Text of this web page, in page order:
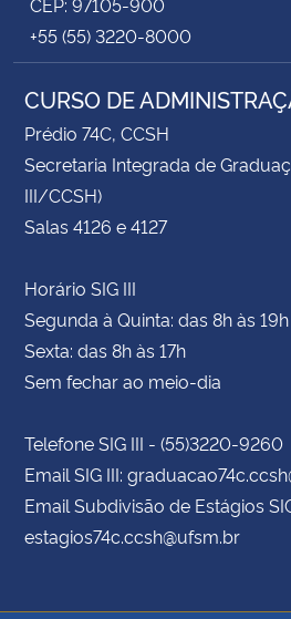
+55 (55) 3220-8000
CURSO DE
Prédio 74C, CCSH
Secretaria Integrada de
III/CCSH)
Salas 4126 e 4127
Horário SIG III
Segunda à Quinta: das 8h às 19h
Sexta: das 8h às 17h
Sem fechar ao meio-dia
Telefone SIG III - (55)3220-9260
Email SIG III:
Email Subdivisão de Estágios
estagios74c.ccsh@ufsm.br